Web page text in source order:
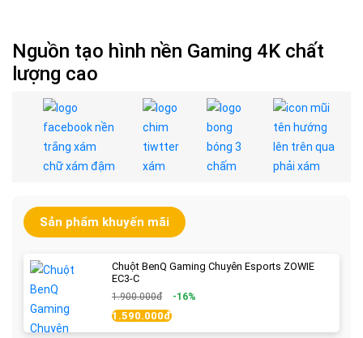
Nguồn tạo hình nền Gaming 4K chất
lượng cao
Sản phẩm khuyến mãi
Chuột BenQ Gaming Chuyên Esports ZOWIE
EC3-C
1.900.000đ -16%
1.590.000đ